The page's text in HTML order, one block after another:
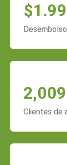
$1.99
2,009
Clientes de